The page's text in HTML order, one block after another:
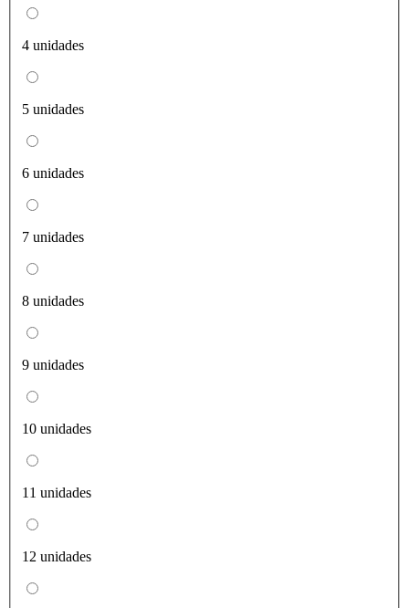
4 unidades
5 unidades
6 unidades
7 unidades
8 unidades
9 unidades
10 unidades
11 unidades
12 unidades